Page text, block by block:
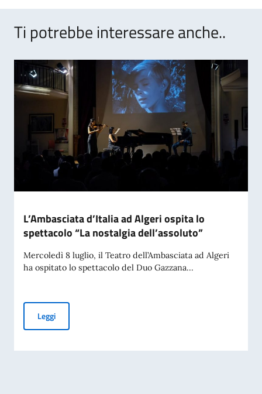
Ti potrebbe interessare anche..
L’Ambasciata d’Italia ad Algeri ospita lo
spettacolo “La nostalgia dell’assoluto”
Mercoledì 8 luglio, il Teatro dell’Ambasciata ad Algeri
ha ospitato lo spettacolo del Duo Gazzana...
LeggiL’Ambasciata d’Italia ad Algeri ospita lo spettacolo “La